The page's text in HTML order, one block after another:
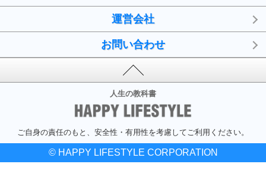
運営会社
お問い合わせ
人生の教科書
ご自身の責任のもと、安全性・有用性を考慮してご利用ください。
© HAPPY LIFESTYLE CORPORATION